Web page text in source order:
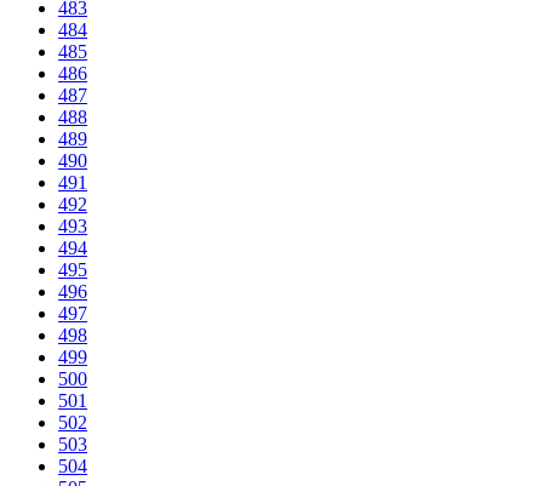
483
484
485
486
487
488
489
490
491
492
493
494
495
496
497
498
499
500
501
502
503
504